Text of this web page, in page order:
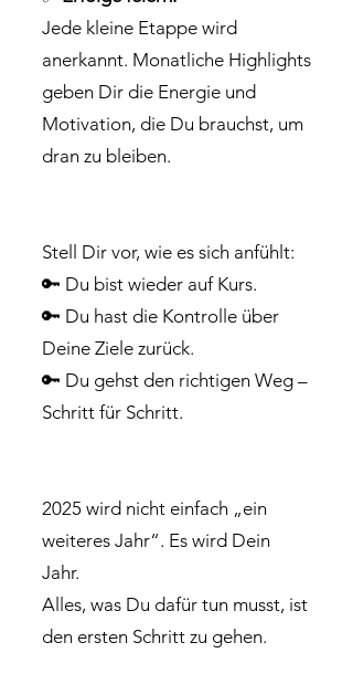
Jede kleine Etappe wird
anerkannt. Monatliche Highlights
geben Dir die Energie und
Motivation, die Du brauchst, um
dran zu bleiben.
Stell Dir vor, wie es sich anfühlt:
🔑 Du bist wieder auf Kurs.
🔑 Du hast die Kontrolle über
Deine Ziele zurück.
🔑 Du gehst den richtigen Weg –
Schritt für Schritt.
2025 wird nicht einfach „ein
weiteres Jahr“. Es wird Dein
Jahr.
Alles, was Du dafür tun musst, ist
den ersten Schritt zu gehen.